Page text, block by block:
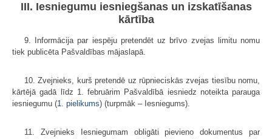
III. Iesniegumu iesniegšanas un izskatīšanas
kārtība
9. Informācija par iespēju pretendēt uz brīvo zvejas limitu nomu
tiek publicēta Pašvaldības mājaslapā.
10. Zvejnieks, kurš pretendē uz rūpnieciskās zvejas tiesību nomu,
kārtējā gadā līdz 1. februārim Pašvaldībā iesniedz noteikta parauga
iesniegumu (1. pielikums) (turpmāk – Iesniegums).
11. Zvejnieks Iesniegumam obligāti pievieno dokumentus par